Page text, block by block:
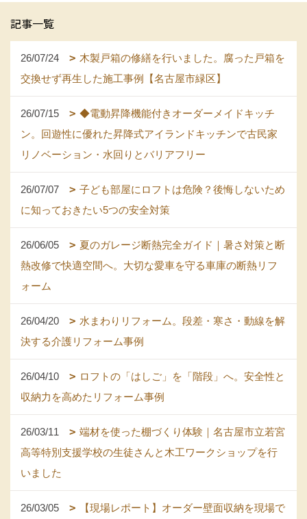
記事一覧
26/07/24
木製戸箱の修繕を行いました。腐った戸箱を
交換せず再生した施工事例【名古屋市緑区】
26/07/15
◆電動昇降機能付きオーダーメイドキッチ
ン。回遊性に優れた昇降式アイランドキッチンで古民家
リノベーション・水回りとバリアフリー
26/07/07
子ども部屋にロフトは危険？後悔しないため
に知っておきたい5つの安全対策
26/06/05
夏のガレージ断熱完全ガイド｜暑さ対策と断
熱改修で快適空間へ。大切な愛車を守る車庫の断熱リフ
ォーム
26/04/20
水まわりリフォーム。段差・寒さ・動線を解
決する介護リフォーム事例
26/04/10
ロフトの「はしご」を「階段」へ。安全性と
収納力を高めたリフォーム事例
26/03/11
端材を使った棚づくり体験｜名古屋市立若宮
高等特別支援学校の生徒さんと木工ワークショップを行
いました
26/03/05
【現場レポート】オーダー壁面収納を現場で